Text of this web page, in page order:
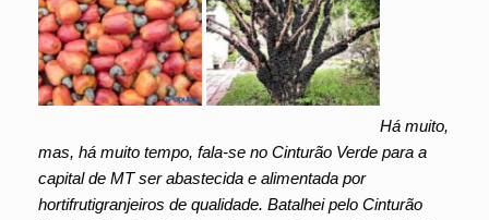
Há muito,
mas, há muito tempo, fala-se no Cinturão Verde para a
capital de MT ser abastecida e alimentada por
hortifrutigranjeiros de qualidade. Batalhei pelo Cinturão